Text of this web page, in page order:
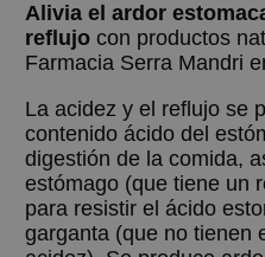
Alivia el ardor
reflujo con productos
Farmacia Serra Mandri
La acidez y el reflujo se
contenido ácido del
digestión de la comida,
estómago (que tiene un
para resistir el ácido
garganta (que no tienen